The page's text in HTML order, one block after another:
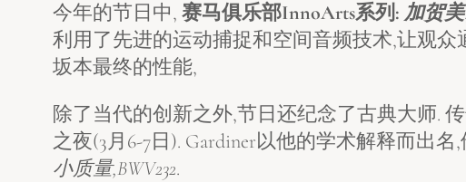
今年的节日中, 赛马俱乐部InnoArts系列: 加贺美
利用了先进的运动捕捉和空间音频技术,让观
坂本最终的性能,
除了当代的创新之外,节日还纪念了古典大师.
之夜(3月6-7日). Gardiner以他的学术解释而出
小质量,BWV232.